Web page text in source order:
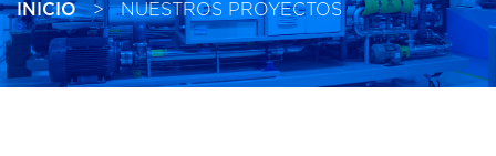
INICIO > NUESTROS PROYECTOS